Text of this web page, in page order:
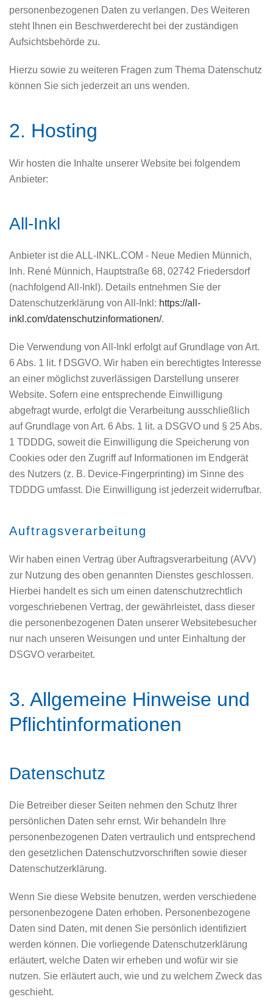
personenbezogenen Daten zu verlangen. Des Weiteren
steht Ihnen ein Beschwerderecht bei der zuständigen
Aufsichtsbehörde zu.
Hierzu sowie zu weiteren Fragen zum Thema Datenschutz
können Sie sich jederzeit an uns wenden.
2. Hosting
Wir hosten die Inhalte unserer Website bei folgendem
Anbieter:
All-Inkl
Anbieter ist die ALL-INKL.COM - Neue Medien Münnich,
Inh. René Münnich, Hauptstraße 68, 02742 Friedersdorf
(nachfolgend All-Inkl). Details entnehmen Sie der
Datenschutzerklärung von All-Inkl: https://all-
inkl.com/datenschutzinformationen/.
Die Verwendung von All-Inkl erfolgt auf Grundlage von Art.
6 Abs. 1 lit. f DSGVO. Wir haben ein berechtigtes Interesse
an einer möglichst zuverlässigen Darstellung unserer
Website. Sofern eine entsprechende Einwilligung
abgefragt wurde, erfolgt die Verarbeitung ausschließlich
auf Grundlage von Art. 6 Abs. 1 lit. a DSGVO und § 25 Abs.
1 TDDDG, soweit die Einwilligung die Speicherung von
Cookies oder den Zugriff auf Informationen im Endgerät
des Nutzers (z. B. Device-Fingerprinting) im Sinne des
TDDDG umfasst. Die Einwilligung ist jederzeit widerrufbar.
Auftragsverarbeitung
Wir haben einen Vertrag über Auftragsverarbeitung (AVV)
zur Nutzung des oben genannten Dienstes geschlossen.
Hierbei handelt es sich um einen datenschutzrechtlich
vorgeschriebenen Vertrag, der gewährleistet, dass dieser
die personenbezogenen Daten unserer Websitebesucher
nur nach unseren Weisungen und unter Einhaltung der
DSGVO verarbeitet.
3. Allgemeine Hinweise und
Pflicht­informationen
Datenschutz
Die Betreiber dieser Seiten nehmen den Schutz Ihrer
persönlichen Daten sehr ernst. Wir behandeln Ihre
personenbezogenen Daten vertraulich und entsprechend
den gesetzlichen Datenschutzvorschriften sowie dieser
Datenschutzerklärung.
Wenn Sie diese Website benutzen, werden verschiedene
personenbezogene Daten erhoben. Personenbezogene
Daten sind Daten, mit denen Sie persönlich identifiziert
werden können. Die vorliegende Datenschutzerklärung
erläutert, welche Daten wir erheben und wofür wir sie
nutzen. Sie erläutert auch, wie und zu welchem Zweck das
geschieht.